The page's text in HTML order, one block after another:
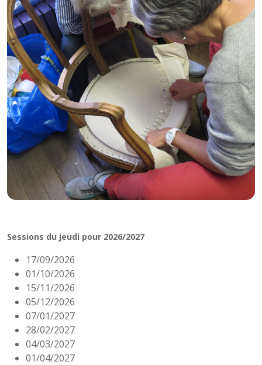
Sessions du jeudi pour 2026/2027
17/09/2026
01/10/2026
15/11/2026
05/12/2026
07/01/2027
28/02/2027
04/03/2027
01/04/2027